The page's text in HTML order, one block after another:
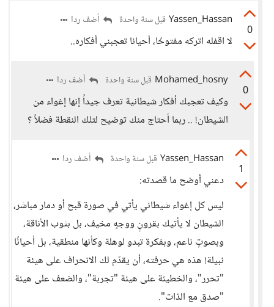
0
Yassen_Hassan قبل سنة واحدة أضف ردا
لا اقفله اتركه مفتوحًا، أحيانا تعجبني أفكاره..
0
Mohamed_hosny قبل سنة واحدة أضف ردا
وكيف تعجبك أفكار شيطانية تعرف جيداً إنها إغواء من
الشيطان! .. ربما أحتاج منك توضيح لتلك النقطة فضلاً ؟
1
Yassen_Hassan قبل سنة واحدة أضف ردا
دعني أوضح ما قصدته:
ليس كل إغواء شيطاني يأتي في صورة قبح أو دمار مباشر،
الشيطان لا يأتيك بقرونٍ ووجهٍ مخيف، بل بثوب الأناقة،
وبصوتٍ ناعم، وبفكرة تبدو لوهلة وكأنها منطقية، بل أحيانًا
نبيلة! هذه هي حرفته، أن يقدّم لك الانحراف على هيئة
"تحرر"، والخطيئة على هيئة "تجربة"، والضعف على هيئة
"صدق مع الذات".